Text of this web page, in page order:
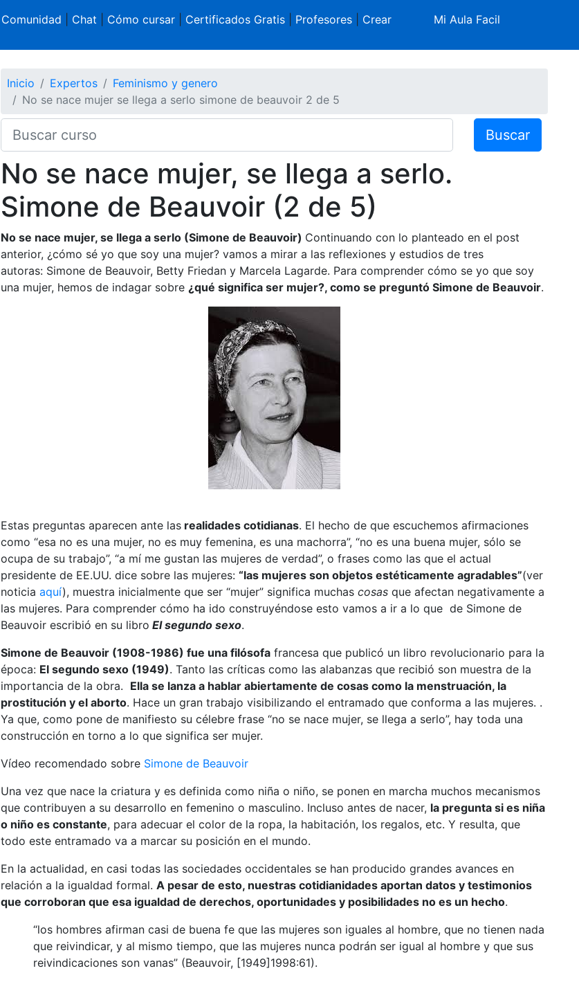
Comunidad Chat Cómo cursar| Certificados Gratis| Profesores| Crear
Mi Aula Facil
Inicio Expertos
Feminismo y genero
No se nace mujer se llega a serlo simone de beauvoir 2 de 5
Buscar
No se nace mujer, se llega a serlo.
Simone de Beauvoir (2 de 5)
No se nace mujer, se llega a serlo (Simone de Beauvoir) Continuando con lo planteado en el post
anterior, ¿cómo sé yo que soy una mujer? vamos a mirar a las reflexiones y estudios de tres
autoras: Simone de Beauvoir, Betty Friedan y Marcela Lagarde. Para comprender cómo se yo que soy
una mujer, hemos de indagar sobre ¿qué significa ser mujer?, como se preguntó Simone de Beauvoir.
Estas preguntas aparecen ante lasrealidades cotidianas. El hecho de que escuchemos afirmaciones
como “esa no es una mujer, no es muy femenina, es una machorra”, “no es una buena mujer, sólo se
ocupa de su trabajo”, “a mí me gustan las mujeres de verdad”, o frases como las que el actual
presidente de EE.UU. dice sobre las mujeres: “las mujeres son objetos estéticamente agradables”(ver
noticia aquí), muestra inicialmente que ser “mujer” significa muchas cosasque afectan negativamente a
las mujeres. Para comprender cómo ha ido construyéndose esto vamos a ir a lo que de Simone de
Beauvoir escribió en su libro El segundo sexo.
Simone de Beauvoir (1908-1986) fue una filósofafrancesa que publicó un libro revolucionario para la
época: El segundo sexo (1949). Tanto las críticas como las alabanzas que recibió son muestra de la
importancia de la obra. Ella se lanza a hablar abiertamente de cosas como la menstruación, la
prostitución y el aborto. Hace un gran trabajo visibilizando el entramado que conforma a las mujeres. .
Ya que, como pone de manifiesto su célebre frase “no se nace mujer, se llega a serlo”, hay toda una
construcción en torno a lo que significa ser mujer.
Vídeo recomendado sobre Simone de Beauvoir
Una vez que nace la criatura y es definida como niña o niño, se ponen en marcha muchos mecanismos
que contribuyen a su desarrollo en femenino o masculino. Incluso antes de nacer, la pregunta si es niña
o niño es constante, para adecuar el color de la ropa, la habitación, los regalos, etc. Y resulta, que
todo este entramado va a marcar su posición en el mundo.
En la actualidad, en casi todas las sociedades occidentales se han producido grandes avances en
relación a la igualdad formal. A pesar de esto, nuestras cotidianidades aportan datos y testimonios
que corroboran que esa igualdad de derechos, oportunidades y posibilidades no es un hecho.
“los hombres afirman casi de buena fe que las mujeres son iguales al hombre, que no tienen nada
que reivindicar, y al mismo tiempo, que las mujeres nunca podrán ser igual al hombre y que sus
reivindicaciones son vanas” (Beauvoir, [1949]1998:61).